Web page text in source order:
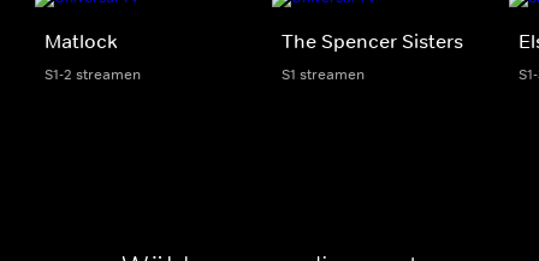
Matlock
S1-2 streamen
The Spencer Sisters
S1 streamen